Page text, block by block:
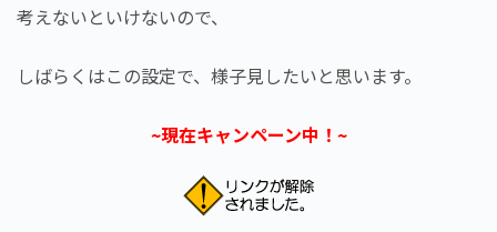
考えないといけないので、
しばらくはこの設定で、様子見したいと思います。
~現在キャンペーン中！~